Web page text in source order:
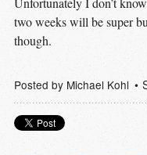
two weeks will be super
though.
Posted by Michael Kohl